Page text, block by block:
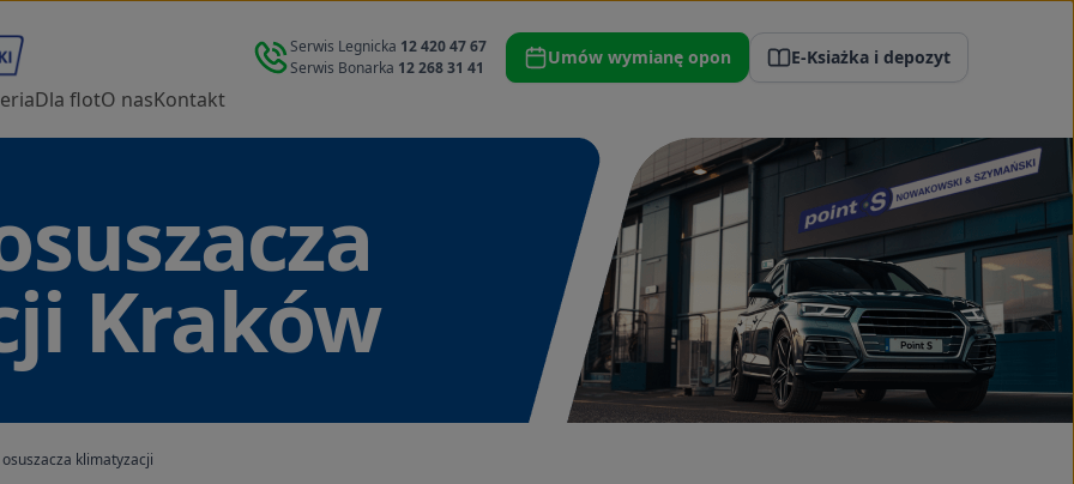
Serwis Legnicka 12 420 47 67
Serwis Bonarka 12 268 31 41 Umów wymianę opon E-Ksiażka i depozyt
Dla flotO nasKontakt
Kraków
klimatyzacji